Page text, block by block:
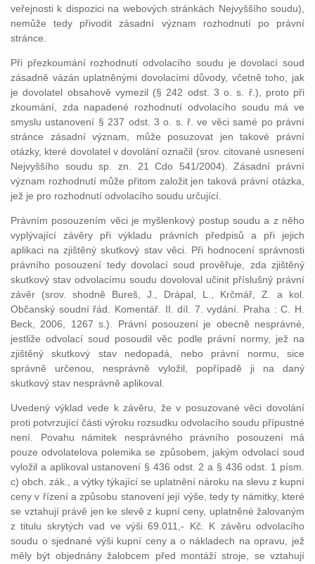
veřejnosti k dispozici na webových stránkách Nejvyššího soudu),
nemůže tedy přivodit zásadní význam rozhodnutí po právní
stránce.
Při přezkoumání rozhodnutí odvolacího soudu je dovolací soud
zásadně vázán uplatněnými dovolacími důvody, včetně toho, jak
je dovolatel obsahově vymezil (§ 242 odst. 3 o. s. ř.), proto při
zkoumání, zda napadené rozhodnutí odvolacího soudu má ve
smyslu ustanovení § 237 odst. 3 o. s. ř. ve věci samé po právní
stránce zásadní význam, může posuzovat jen takové právní
otázky, které dovolatel v dovolání označil (srov. citované usnesení
Nejvyššího soudu sp. zn. 21 Cdo 541/2004). Zásadní právní
význam rozhodnutí může přitom založit jen taková právní otázka,
jež je pro rozhodnutí odvolacího soudu určující.
Právním posouzením věci je myšlenkový postup soudu a z něho
vyplývající závěry při výkladu právních předpisů a při jejich
aplikaci na zjištěný skutkový stav věci. Při hodnocení správnosti
právního posouzení tedy dovolací soud prověřuje, zda zjištěný
skutkový stav odvolacímu soudu dovoloval učinit příslušný právní
závěr (srov. shodně Bureš, J., Drápal, L., Krčmář, Z. a kol.
Občanský soudní řád. Komentář. II. díl. 7. vydání. Praha : C. H.
Beck, 2006, 1267 s.). Právní posouzení je obecně nesprávné,
jestliže odvolací soud posoudil věc podle právní normy, jež na
zjištěný skutkový stav nedopadá, nebo právní normu, sice
správně určenou, nesprávně vyložil, popřípadě ji na daný
skutkový stav nesprávně aplikoval.
Uvedený výklad vede k závěru, že v posuzované věci dovolání
proti potvrzující části výroku rozsudku odvolacího soudu přípustné
není. Povahu námitek nesprávného právního posouzení má
pouze odvolatelova polemika se způsobem, jakým odvolací soud
vyložil a aplikoval ustanovení § 436 odst. 2 a § 436 odst. 1 písm.
c) obch. zák., a výtky týkající se uplatnění nároku na slevu z kupní
ceny v řízení a způsobu stanovení její výše, tedy ty námitky, které
se vztahují právě jen ke slevě z kupní ceny, uplatněné žalovaným
z titulu skrytých vad ve výši 69.011,- Kč. K závěru odvolacího
soudu o sjednané výši kupní ceny a o nákladech na opravu, jež
měly být objednány žalobcem před montáží stroje, se vztahují